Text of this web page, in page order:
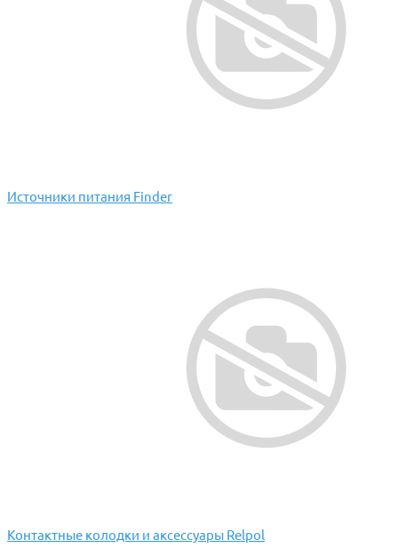
Источники питания Finder
Контактные колодки и аксессуары Relpol